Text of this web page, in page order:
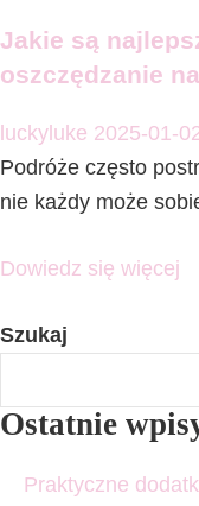
Jakie są
oszczędzanie
luckyluke 2025-01-
Podróże często
nie każdy może
Dowiedz się więcej
Szukaj
Ostatnie
Praktyczne